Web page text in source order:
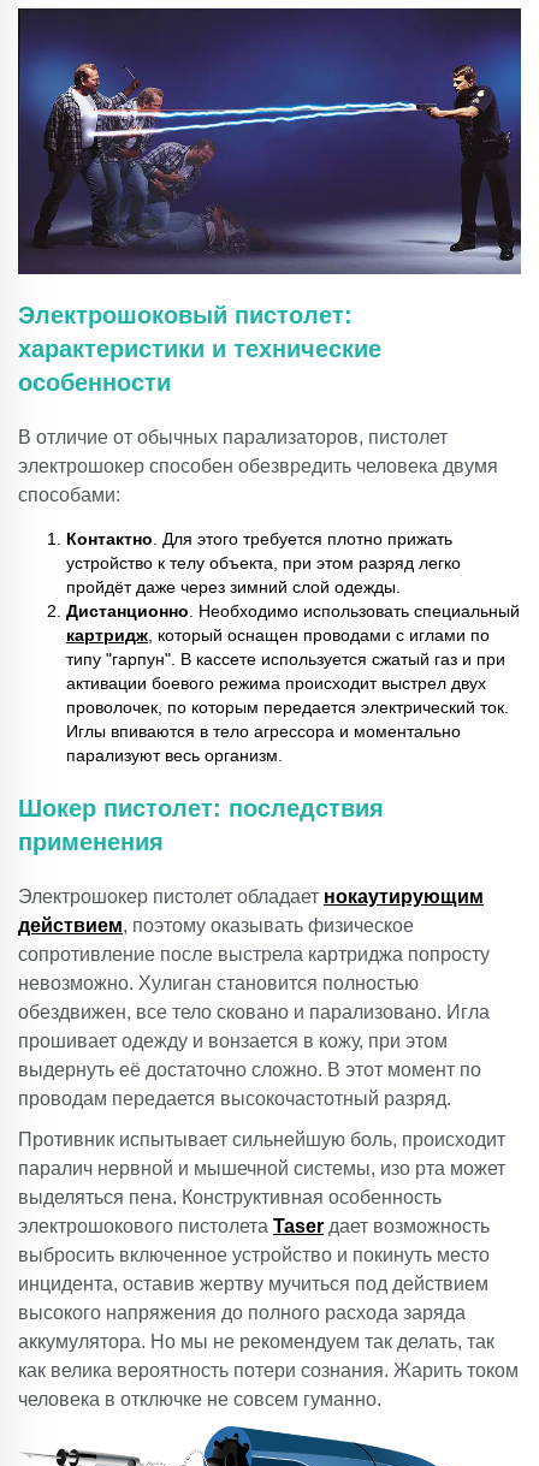
Электрошоковый пистолет:
характеристики и технические
особенности
В отличие от обычных парализаторов, пистолет
электрошокер способен обезвредить человека двумя
способами:
Контактно . Для этого требуется плотно прижать
устройство к телу объекта, при этом разряд легко
пройдёт даже через зимний слой одежды.
Дистанционно . Необходимо использовать специальный
картридж , который оснащен проводами с иглами по
типу "гарпун". В кассете используется сжатый газ и при
активации боевого режима происходит выстрел двух
проволочек, по которым передается электрический ток.
Иглы впиваются в тело агрессора и моментально
парализуют весь организм.
Шокер пистолет: последствия
применения
Электрошокер пистолет обладает нокаутирующим
действием, поэтому оказывать физическое
сопротивление после выстрела картриджа попросту
невозможно. Хулиган становится полностью
обездвижен, все тело сковано и парализовано. Игла
прошивает одежду и вонзается в кожу, при этом
выдернуть её достаточно сложно. В этот момент по
проводам передается высокочастотный разряд.
Противник испытывает сильнейшую боль, происходит
паралич нервной и мышечной системы, изо рта может
выделяться пена. Конструктивная особенность
электрошокового пистолета Taser дает возможность
выбросить включенное устройство и покинуть место
инцидента, оставив жертву мучиться под действием
высокого напряжения до полного расхода заряда
аккумулятора. Но мы не рекомендуем так делать, так
как велика вероятность потери сознания. Жарить током
человека в отключке не совсем гуманно.